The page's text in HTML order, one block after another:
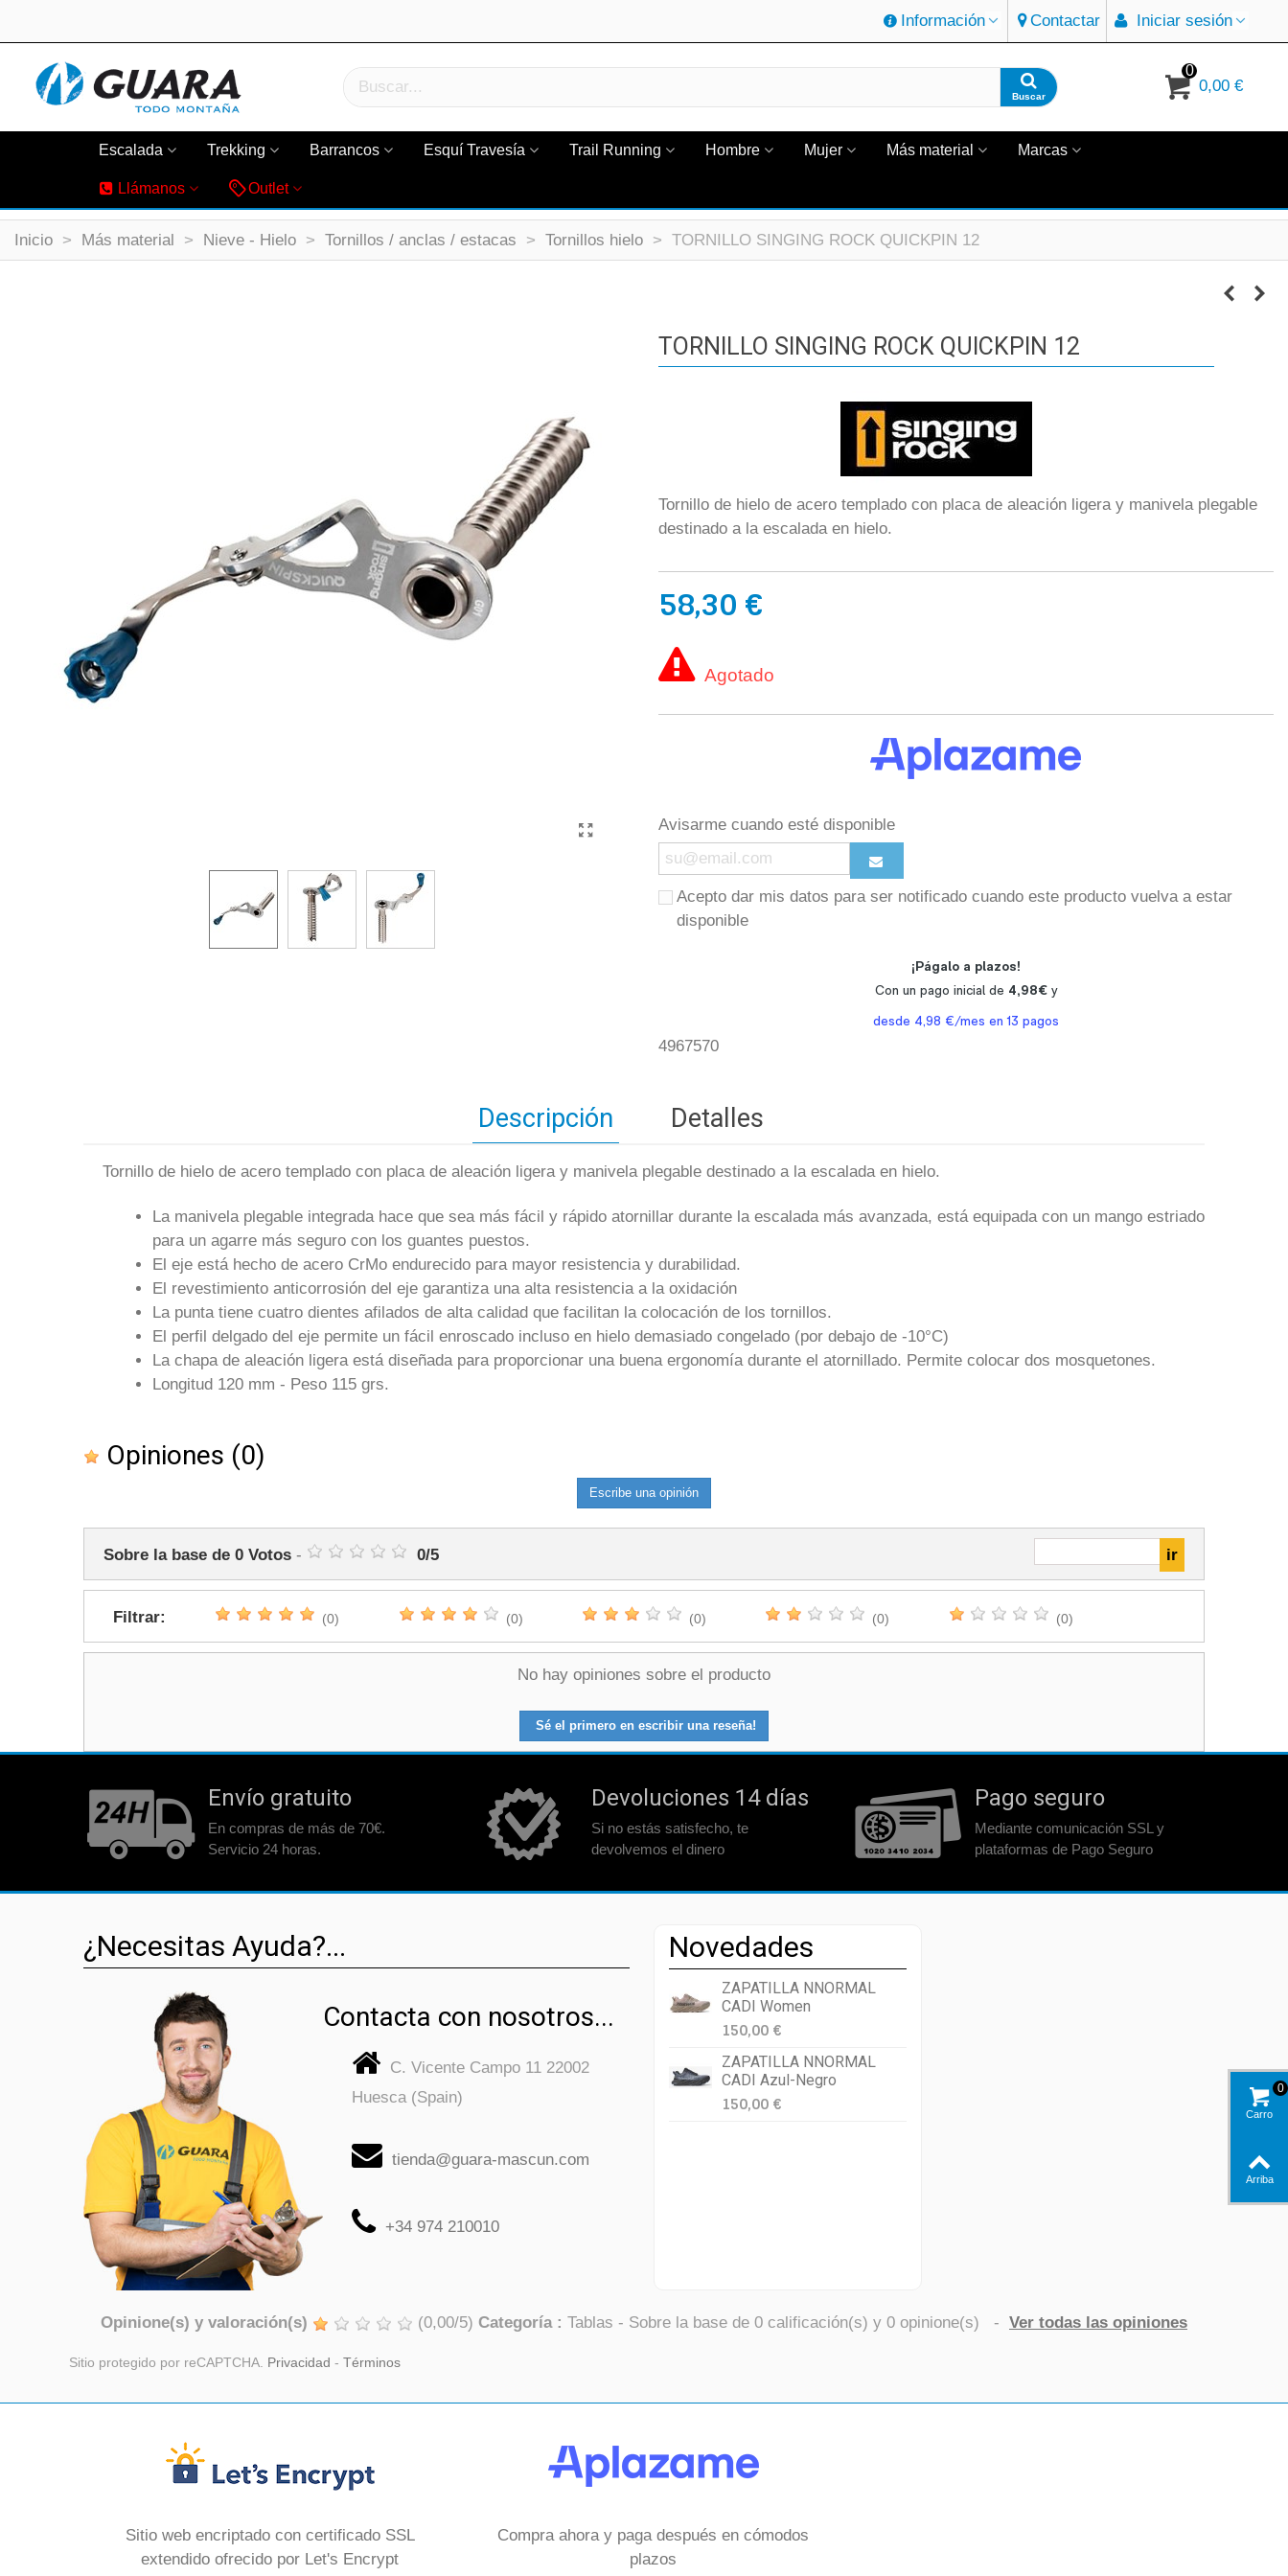
Información Contactar Iniciar sesión
Buscar
0
0,00 €
Escalada Trekking Barrancos Esquí Travesía Trail Running Hombre Mujer Más material Marcas
Llámanos Outlet
Inicio > Más material > Nieve - Hielo > Tornillos / anclas / estacas > Tornillos hielo > TORNILLO SINGING ROCK QUICKPIN 12
TORNILLO SINGING ROCK QUICKPIN 12
Tornillo de hielo de acero templado con placa de aleación ligera y manivela plegable
destinado a la escalada en hielo.
58,30 €
Agotado
Avisarme cuando esté disponible
Acepto dar mis datos para ser notificado cuando este producto vuelva a estar
disponible
4967570
Descripción Detalles
Tornillo de hielo de acero templado con placa de aleación ligera y manivela plegable destinado a la escalada en hielo.
La manivela plegable integrada hace que sea más fácil y rápido atornillar durante la escalada más avanzada, está equipada con un mango estriado
para un agarre más seguro con los guantes puestos.
El eje está hecho de acero CrMo endurecido para mayor resistencia y durabilidad.
El revestimiento anticorrosión del eje garantiza una alta resistencia a la oxidación
La punta tiene cuatro dientes afilados de alta calidad que facilitan la colocación de los tornillos.
El perfil delgado del eje permite un fácil enroscado incluso en hielo demasiado congelado (por debajo de -10°C)
La chapa de aleación ligera está diseñada para proporcionar una buena ergonomía durante el atornillado. Permite colocar dos mosquetones.
Longitud 120 mm - Peso 115 grs.
Opiniones (0)
Escribe una opinión
Sobre la base de 0 Votos - 0/5
Filtrar: (0) (0) (0) (0) (0)
No hay opiniones sobre el producto
Sé el primero en escribir una reseña!
Envío gratuito
En compras de más de 70€.
Servicio 24 horas.
Devoluciones 14 días
Si no estás satisfecho, te
devolvemos el dinero
Pago seguro
Mediante comunicación SSL y
plataformas de Pago Seguro
¿Necesitas Ayuda?...
Contacta con nosotros...
C. Vicente Campo 11 22002
Huesca (Spain)
tienda@guara-mascun.com
+34 974 210010
Novedades
ZAPATILLA NNORMAL
CADI Women
150,00 €
ZAPATILLA NNORMAL
CADI Azul-Negro
150,00 €
Opinione(s) y valoración(s) (0,00/5) Categoría : Tablas - Sobre la base de 0 calificación(s) y 0 opinione(s) - Ver todas las opiniones
Sitio protegido por reCAPTCHA. Privacidad - Términos
Sitio web encriptado con certificado SSL
extendido ofrecido por Let's Encrypt
Compra ahora y paga después en cómodos
plazos
Carro
0
Arriba